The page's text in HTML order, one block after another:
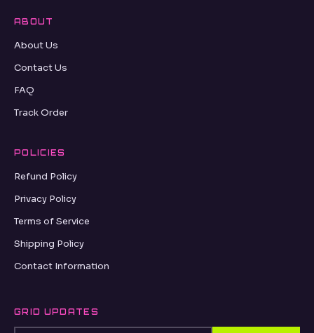
ABOUT
About Us
Contact Us
FAQ
Track Order
POLICIES
Refund Policy
Privacy Policy
Terms of Service
Shipping Policy
Contact Information
GRID UPDATES